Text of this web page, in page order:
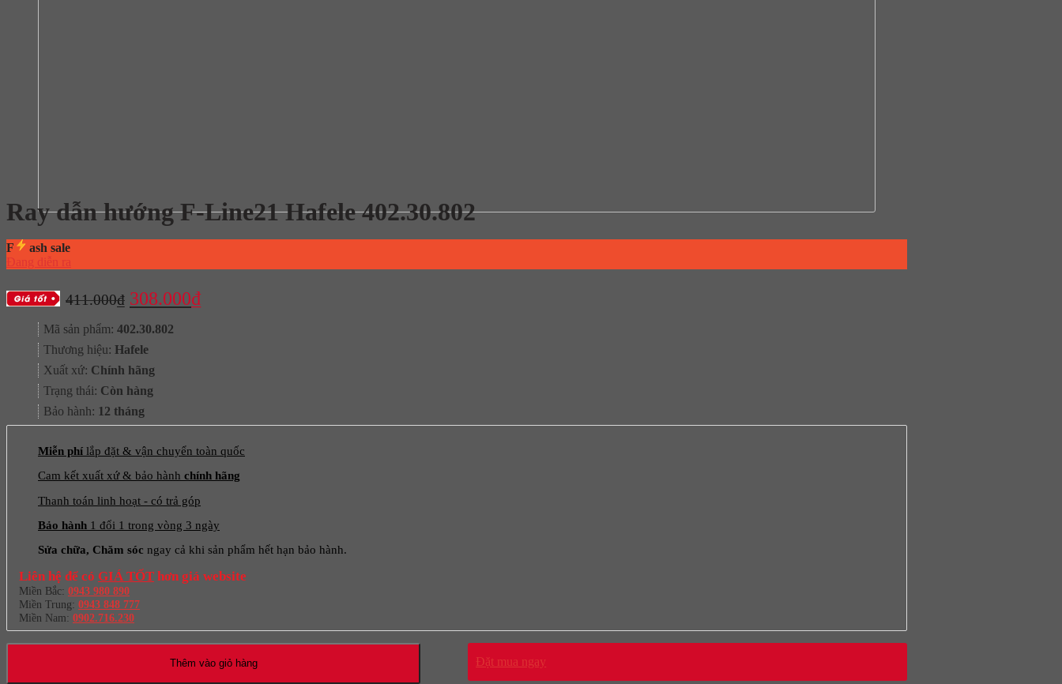
Ray dẫn hướng F-Line21 Hafele 402.30.802
F
ash sale
Đang diễn ra
411.000₫ Giá
là:
411.000₫.
308.000₫Giá
Mã sản phẩm: 402.30.802
Thương hiệu: Hafele
Xuất xứ: Chính hãng
Trạng thái: Còn hàng
Bảo hành: 12 tháng
Miễn phí lắp đặt & vận chuyển toàn quốc
Cam kết xuất xứ & bảo hành chính hãng
Thanh toán linh hoạt - có trả góp
Bảo hành 1 đổi 1 trong vòng 3 ngày
Sửa chữa, Chăm sóc ngay cả khi sản phẩm hết hạn bảo hành.
Liên hệ để có GIÁ TỐT hơn giá website
Miền Bắc: 0943 980 890
Miền Trung: 0943 848 777
Miền Nam: 0902.716.230
Thêm vào giỏ hàng Đặt mua ngay